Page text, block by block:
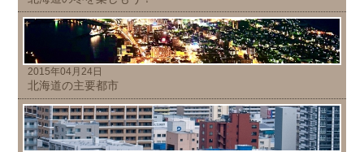
2015年04月24日
北海道の主要都市